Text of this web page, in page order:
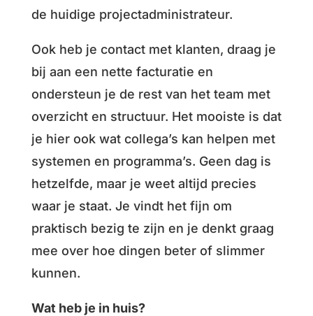
de huidige projectadministrateur.
Ook heb je contact met klanten, draag je
bij aan een nette facturatie en
ondersteun je de rest van het team met
overzicht en structuur. Het mooiste is dat
je hier ook wat collega’s kan helpen met
systemen en programma’s. Geen dag is
hetzelfde, maar je weet altijd precies
waar je staat. Je vindt het fijn om
praktisch bezig te zijn en je denkt graag
mee over hoe dingen beter of slimmer
kunnen.
Wat heb je in huis?